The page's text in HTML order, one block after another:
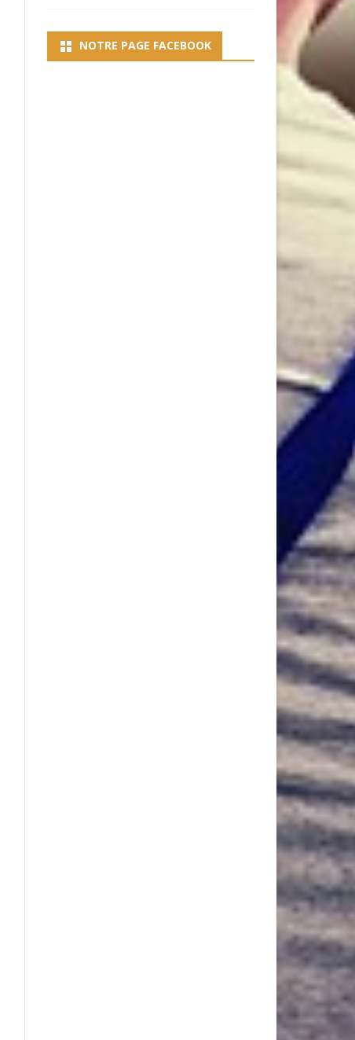
NOTRE PAGE FACEBOOK